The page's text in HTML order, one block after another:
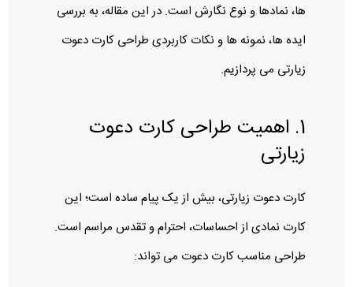
ها، نمادها و نوع نگارش است. در این مقاله، به بررسی
ایده‌ ها، نمونه‌ ها و نکات کاربردی طراحی کارت دعوت
زیارتی می‌ پردازیم.
1. اهمیت طراحی کارت دعوت
زیارتی
کارت دعوت زیارتی، بیش از یک پیام ساده است؛ این
کارت نمادی از احساسات، احترام و تقدس مراسم است.
طراحی مناسب کارت دعوت می‌ تواند: